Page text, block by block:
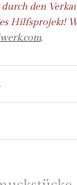
den
Hilfsprojekt!
.